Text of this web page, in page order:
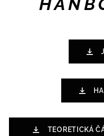
TEORETICKÁ